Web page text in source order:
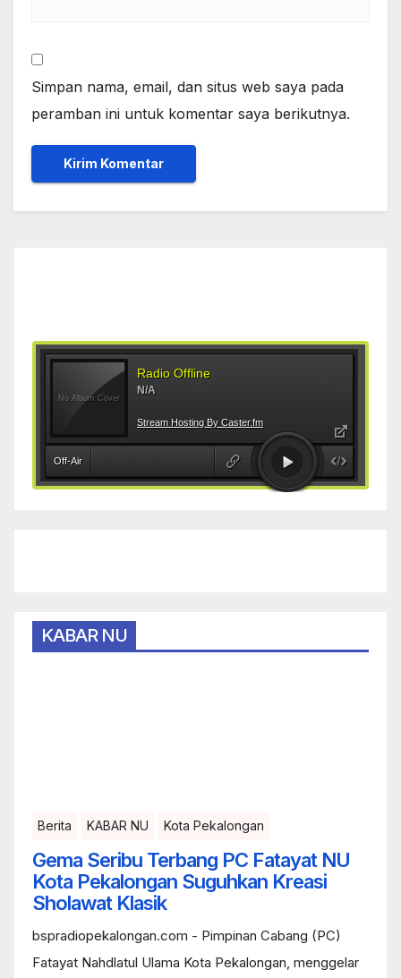
Simpan nama, email, dan situs web saya pada
peramban ini untuk komentar saya berikutnya.
KABAR NU
Berita KABAR NU Kota Pekalongan
Gema Seribu Terbang PC Fatayat NU
Kota Pekalongan Suguhkan Kreasi
Sholawat Klasik
bspradiopekalongan.com - Pimpinan Cabang (PC)
Fatayat Nahdlatul Ulama Kota Pekalongan, menggelar